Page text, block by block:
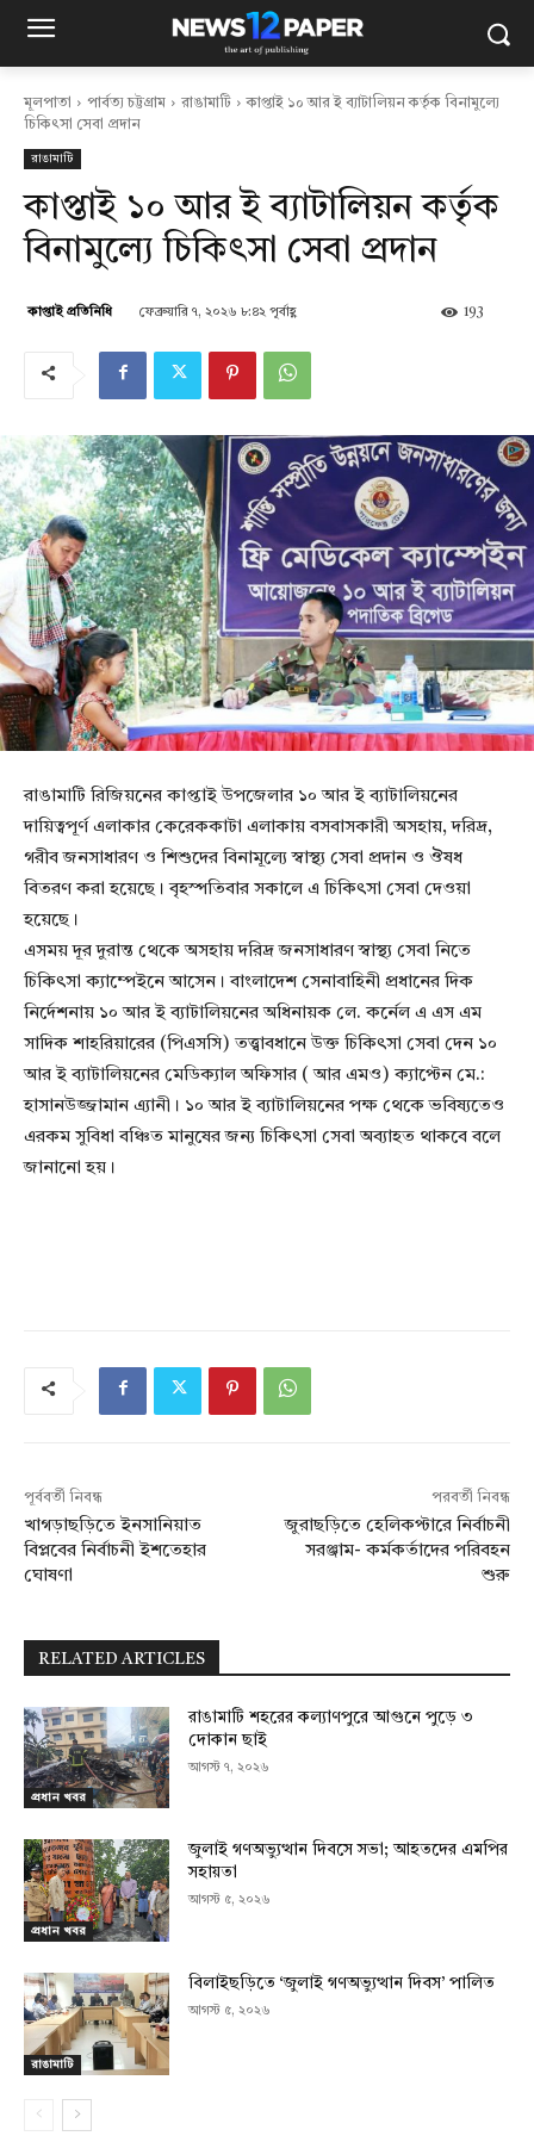
মূলপাতা পার্বত্য চট্টগ্রাম রাঙামাটি
কাপ্তাই ১০ আর ই ব্যাটালিয়ন কর্তৃক বিনামুল্যে
চিকিৎসা সেবা প্রদান
রাঙামাটি
কাপ্তাই ১০ আর ই ব্যাটালিয়ন কর্তৃক
বিনামুল্যে চিকিৎসা সেবা প্রদান
কাপ্তাই প্রতিনিধি ফেব্রুয়ারি ৭, ২০২৬ ৮:৪২ পূর্বাহ্ণ 193
রাঙামাটি রিজিয়নের কাপ্তাই উপজেলার ১০ আর ই ব্যাটালিয়নের
দায়িত্বপূর্ণ এলাকার কেরেককাটা এলাকায় বসবাসকারী অসহায়, দরিদ্র,
গরীব জনসাধারণ ও শিশুদের বিনামূল্যে স্বাস্থ্য সেবা প্রদান ও ঔষধ
বিতরণ করা হয়েছে। বৃহস্পতিবার সকালে এ চিকিৎসা সেবা দেওয়া
হয়েছে।
এসময় দূর দুরান্ত থেকে অসহায় দরিদ্র জনসাধারণ স্বাস্থ্য সেবা নিতে
চিকিৎসা ক্যাম্পেইনে আসেন। বাংলাদেশ সেনাবাহিনী প্রধানের দিক
নির্দেশনায় ১০ আর ই ব্যাটালিয়নের অধিনায়ক লে. কর্নেল এ এস এম
সাদিক শাহরিয়ারের (পিএসসি) তত্ত্বাবধানে উক্ত চিকিৎসা সেবা দেন ১০
আর ই ব্যাটালিয়নের মেডিক্যাল অফিসার ( আর এমও) ক্যাপ্টেন মে.:
হাসানউজ্জামান এ্যানী। ১০ আর ই ব্যাটালিয়নের পক্ষ থেকে ভবিষ্যতেও
এরকম সুবিধা বঞ্চিত মানুষের জন্য চিকিৎসা সেবা অব্যাহত থাকবে বলে
জানানো হয়।
পূর্ববর্তী নিবন্ধ
খাগড়াছড়িতে ইনসানিয়াত
বিপ্লবের নির্বাচনী ইশতেহার
ঘোষণা
পরবর্তী নিবন্ধ
জুরাছড়িতে হেলিকপ্টারে নির্বাচনী
সরঞ্জাম- কর্মকর্তাদের পরিবহন
শুরু
RELATED ARTICLES
প্রধান খবর
রাঙামাটি শহরের কল্যাণপুরে আগুনে পুড়ে ৩
দোকান ছাই
আগস্ট ৭, ২০২৬
প্রধান খবর
জুলাই গণঅভ্যুত্থান দিবসে সভা; আহতদের এমপির
সহায়তা
আগস্ট ৫, ২০২৬
রাঙামাটি
বিলাইছড়িতে ‘জুলাই গণঅভ্যুত্থান দিবস’ পালিত
আগস্ট ৫, ২০২৬